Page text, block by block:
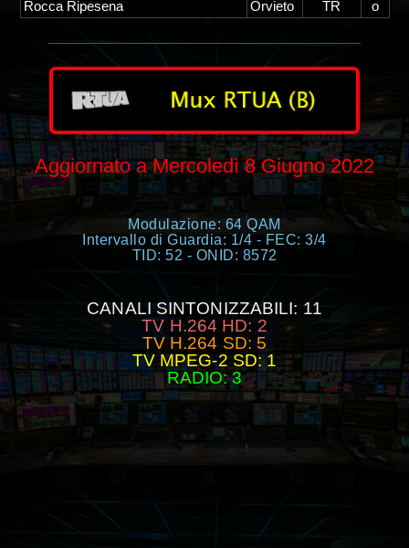
Rocca Ripesena
Orvieto TR o
Aggiornato a Mercoledì 8 Giugno 2022
Modulazione: 64 QAM
Intervallo di Guardia: 1/4 - FEC: 3/4
TID: 52 - ONID: 8572
CANALI SINTONIZZABILI: 11
TV H.264 HD: 2
TV H.264 SD: 5
TV MPEG-2 SD: 1
RADIO: 3